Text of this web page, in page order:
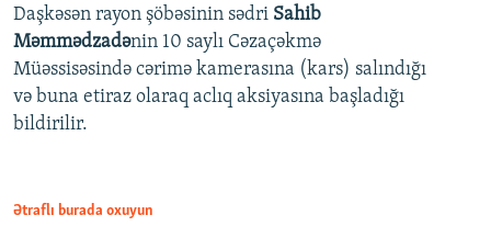
Auto 240p 360p
720p 1080p
720p
1080p
Daşkəsən rayon şöbəsinin sədri Sahib
Məmmədzadənin 10 saylı Cəzaçəkmə
Müəssisəsində cərimə kamerasına (kars) salındığı
və buna etiraz olaraq aclıq aksiyasına başladığı
bildirilir.
Ətraflı burada oxuyun